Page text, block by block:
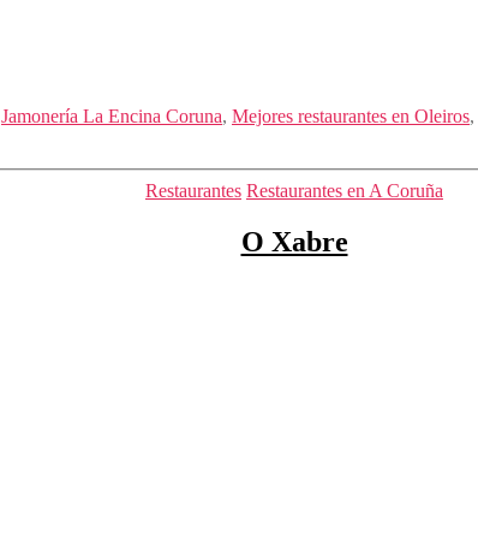
Jamonería La Encina Coruna, Mejores restaurantes en Oleiros,
Categorías
Restaurantes Restaurantes en A Coruña
O Xabre